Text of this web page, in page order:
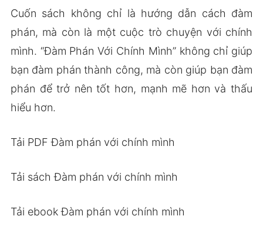
Cuốn sách không chỉ là hướng dẫn cách đàm
phán, mà còn là một cuộc trò chuyện với chính
mình. “Đàm Phán Với Chính Mình” không chỉ giúp
bạn đàm phán thành công, mà còn giúp bạn đàm
phán để trở nên tốt hơn, mạnh mẽ hơn và thấu
hiểu hơn.
Tải PDF Đàm phán với chính mình
Tải sách Đàm phán với chính mình
Tải ebook Đàm phán với chính mình